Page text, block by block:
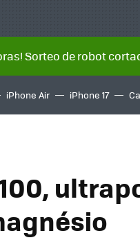
Sorteo de robot
iPhone Air iPhone 17